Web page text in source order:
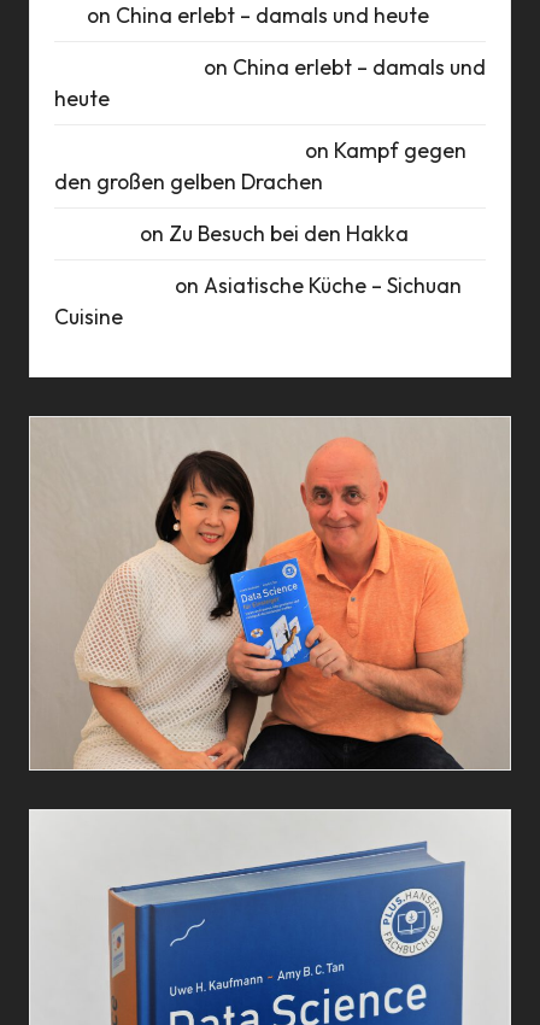
on China erlebt – damals und heute
on China erlebt – damals und
heute
on Kampf gegen
den großen gelben Drachen
on Zu Besuch bei den Hakka
on Asiatische Küche – Sichuan
Cuisine